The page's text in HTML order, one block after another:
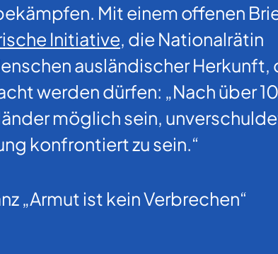
Mit einem offenen
Initiative, die Nationalrätin
ausländischer Herkunft,
werden dürfen: „Nach über 10
möglich sein,
konfrontiert zu sein.“
„Armut ist kein Verbrechen“